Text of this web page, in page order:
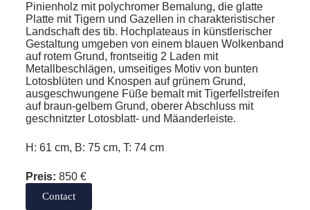
Pinienholz mit polychromer Bemalung, die glatte
Platte mit Tigern und Gazellen in charakteristischer
Landschaft des tib. Hochplateaus in künstlerischer
Gestaltung umgeben von einem blauen Wolkenband
auf rotem Grund, frontseitig 2 Laden mit
Metallbeschlägen, umseitiges Motiv von bunten
Lotosblüten und Knospen auf grünem Grund,
ausgeschwungene Füße bemalt mit Tigerfellstreifen
auf braun-gelbem Grund, oberer Abschluss mit
geschnitzter Lotosblatt- und Mäanderleiste.
H: 61 cm, B: 75 cm, T: 74 cm
Preis: 850 €
Contact